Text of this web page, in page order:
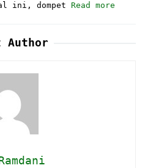
ini, dompet Read more
Author